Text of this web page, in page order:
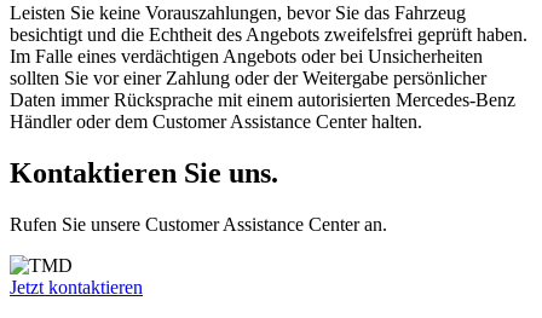
Leisten Sie keine Vorauszahlungen, bevor Sie das Fahrzeug
besichtigt und die Echtheit des Angebots zweifelsfrei geprüft haben.
Im Falle eines verdächtigen Angebots oder bei Unsicherheiten
sollten Sie vor einer Zahlung oder der Weitergabe persönlicher
Daten immer Rücksprache mit einem autorisierten Mercedes-Benz
Händler oder dem Customer Assistance Center halten.
Kontaktieren Sie uns.
Rufen Sie unsere Customer Assistance Center an.
Jetzt kontaktieren